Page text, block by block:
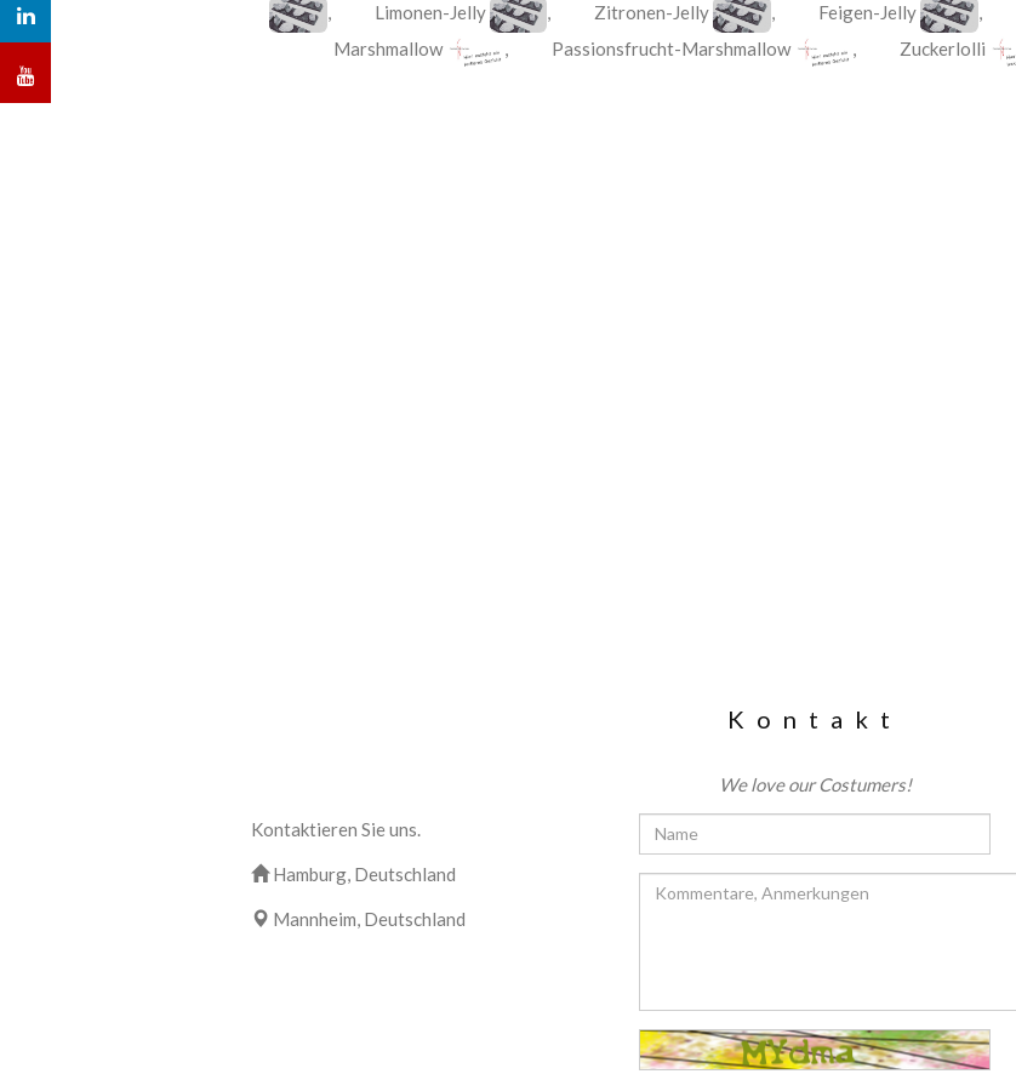
, Limonen-Jelly , Zitronen-Jelly , Feigen-Jelly ,
Marshmallow
, Passionsfrucht-Marshmallow , Zuckerlolli
Kontakt
We love our Costumers!
Kontaktieren Sie uns.
Hamburg, Deutschland
Mannheim, Deutschland